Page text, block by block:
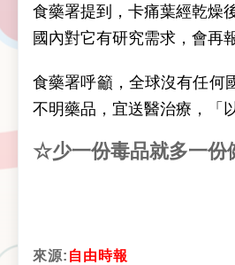
食藥署提到，卡痛葉經乾燥
國內對它有研究需求，會再
食藥署呼籲，全球沒有任何
不明藥品，宜送醫治療，「
☆少一份毒品就多一份
來源: 自由時報